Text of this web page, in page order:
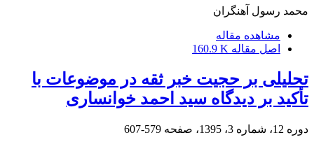
محمد رسول آهنگران
مشاهده مقاله
اصل مقاله 160.9 K
تحلیلی بر حجیت خبر ثقه در موضوعات با
تأکید بر دیدگاه سید احمد خوانساری
دوره 12، شماره 3، 1395، صفحه 579-607